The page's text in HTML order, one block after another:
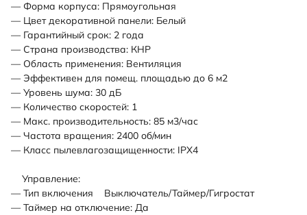
— Форма корпуса: Прямоугольная
— Цвет декоративной панели: Белый
— Гарантийный срок: 2 года
— Страна производства: КНР
— Область применения: Вентиляция
— Эффективен для помещ. площадью до 6 м2
— Уровень шума: 30 дБ
— Количество скоростей: 1
— Макс. производительность: 85 м3/час
— Частота вращения: 2400 об/мин
— Класс пылевлагозащищенности: IPX4
Управление:
— Тип включения Выключатель/Таймер/Гигростат
— Таймер на отключение: Да